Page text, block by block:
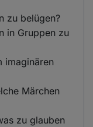
zu belügen?
in Gruppen zu
imaginären
Märchen
zu glauben